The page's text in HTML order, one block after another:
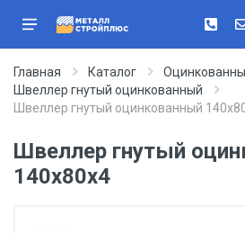
Главная Каталог
Швеллер гнутый оцинкованный
Швеллер гнутый оцинкованный
Швеллер гнутый
140х80х4